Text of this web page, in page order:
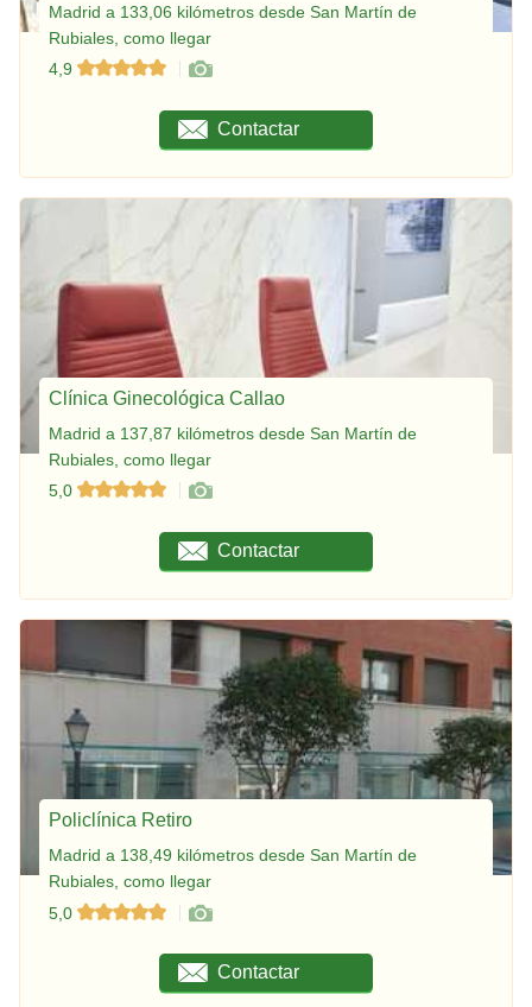
Madrid a 133,06 kilómetros desde San Martín de
Rubiales, como llegar
4,9
Contactar
Clínica Ginecológica Callao
Madrid a 137,87 kilómetros desde San Martín de
Rubiales, como llegar
5,0
Contactar
Policlínica Retiro
Madrid a 138,49 kilómetros desde San Martín de
Rubiales, como llegar
5,0
Contactar